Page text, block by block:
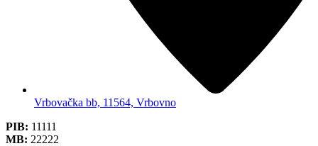
Vrbovačka bb, 11564, Vrbovno
PIB: 11111
MB: 22222